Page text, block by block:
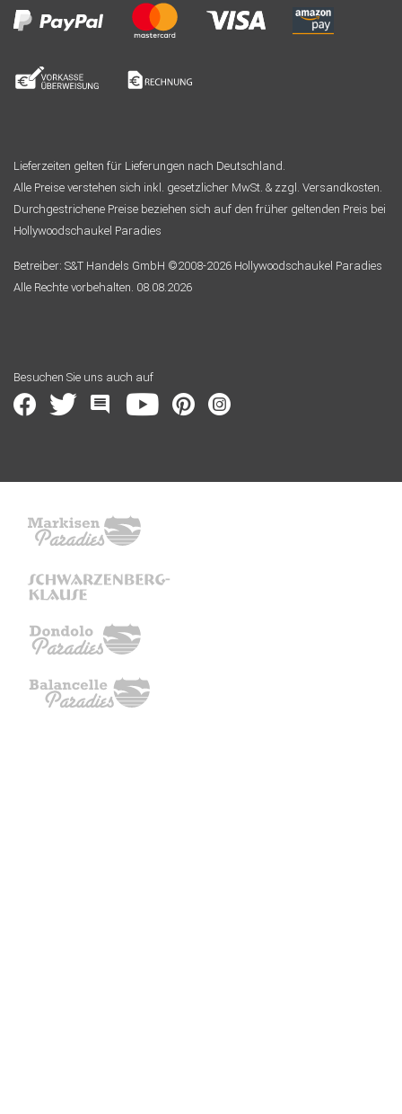
Lieferzeiten gelten für Lieferungen nach Deutschland.
Alle Preise verstehen sich inkl. gesetzlicher MwSt. & zzgl. Versandkosten.
Durchgestrichene Preise beziehen sich auf den früher geltenden Preis bei
Hollywoodschaukel Paradies
Betreiber: S&T Handels GmbH ©2008-2026 Hollywoodschaukel Paradies
Alle Rechte vorbehalten. 08.08.2026
Besuchen Sie uns auch auf